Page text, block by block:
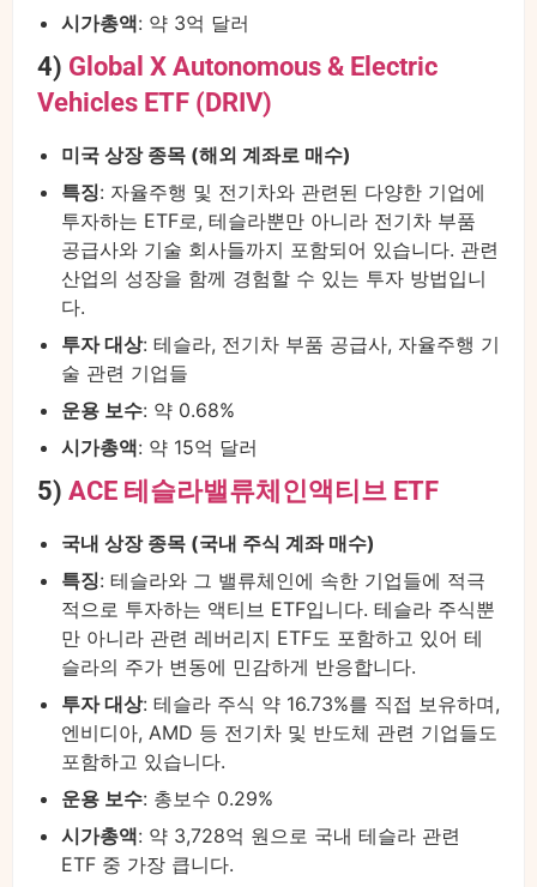
시가총액: 약 3억 달러
4) Global X Autonomous & Electric
Vehicles ETF (DRIV)
미국 상장 종목 (해외 계좌로 매수)
특징: 자율주행 및 전기차와 관련된 다양한 기업에
투자하는 ETF로, 테슬라뿐만 아니라 전기차 부품
공급사와 기술 회사들까지 포함되어 있습니다. 관련
산업의 성장을 함께 경험할 수 있는 투자 방법입니
다.
투자 대상: 테슬라, 전기차 부품 공급사, 자율주행 기
술 관련 기업들
운용 보수: 약 0.68%
시가총액: 약 15억 달러
5) ACE 테슬라밸류체인액티브 ETF
국내 상장 종목 (국내 주식 계좌 매수)
특징: 테슬라와 그 밸류체인에 속한 기업들에 적극
적으로 투자하는 액티브 ETF입니다. 테슬라 주식뿐
만 아니라 관련 레버리지 ETF도 포함하고 있어 테
슬라의 주가 변동에 민감하게 반응합니다.
투자 대상: 테슬라 주식 약 16.73%를 직접 보유하며,
엔비디아, AMD 등 전기차 및 반도체 관련 기업들도
포함하고 있습니다.
운용 보수: 총보수 0.29%
시가총액: 약 3,728억 원으로 국내 테슬라 관련
ETF 중 가장 큽니다.